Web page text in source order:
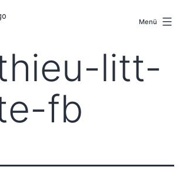
Menü
litt-
fb